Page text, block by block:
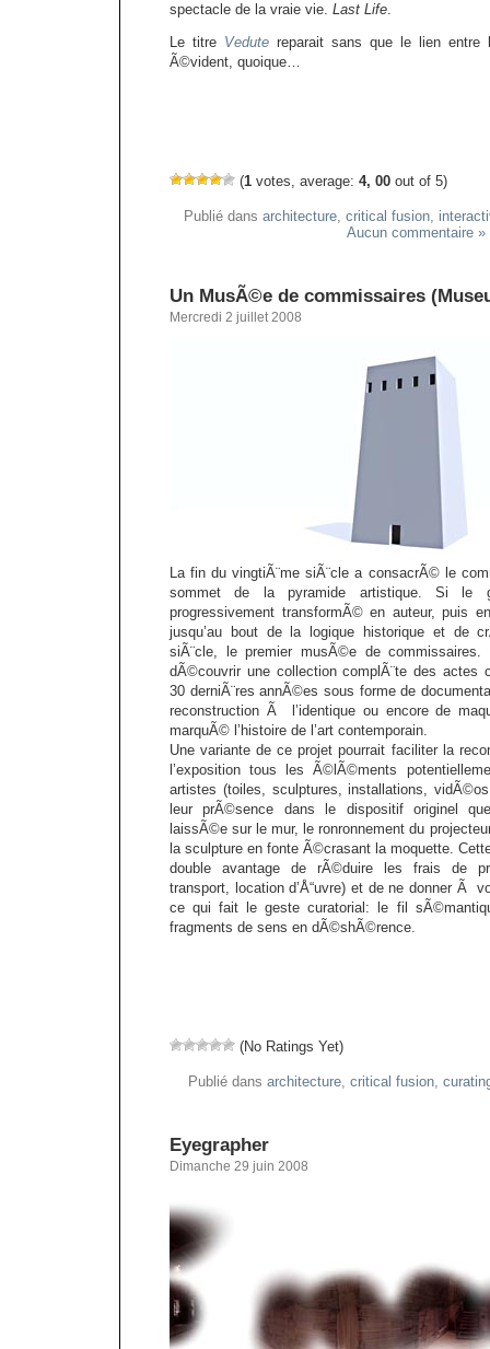
spectacle de la vraie vie. Last Life.
Le titre Vedute reparait sans que le lien entre
Ã©vident, quoique…
(1 votes, average: 4, 00 out of 5)
Publié dans architecture, critical fusion,
Aucun commentaire »
Un MusÃ©e de commissaires
Mercredi 2 juillet 2008
La fin du vingtiÃ¨me siÃ¨cle a consacrÃ© le
sommet de la pyramide artistique. Si le
progressivement transformÃ© en auteur, puis
jusqu’au bout de la logique historique et de
siÃ¨cle, le premier musÃ©e de
dÃ©couvrir une collection complÃ¨te des actes
30 derniÃ¨res annÃ©es sous forme de
reconstruction Ã l’identique ou encore de
marquÃ© l’histoire de l’art contemporain.
Une variante de ce projet pourrait faciliter la
l’exposition tous les Ã©lÃ©ments
artistes (toiles, sculptures, installations,
leur prÃ©sence dans le dispositif originel
laissÃ©e sur le mur, le ronronnement du
la sculpture en fonte Ã©crasant la moquette.
double avantage de rÃ©duire les frais de
transport, location d’Å“uvre) et de ne donner Ã
ce qui fait le geste curatorial: le fil
fragments de sens en dÃ©shÃ©rence.
(No Ratings Yet)
Publié dans architecture, critical fusion,
Eyegrapher
Dimanche 29 juin 2008